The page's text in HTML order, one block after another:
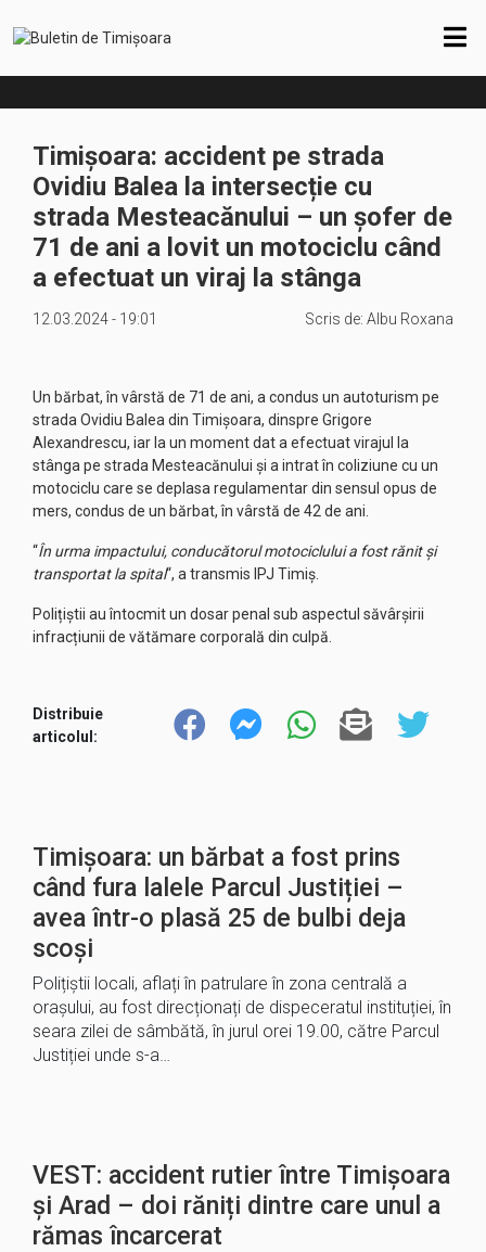
Timișoara: accident pe strada
Ovidiu Balea la intersecție cu
strada Mesteacănului – un șofer de
71 de ani a lovit un motociclu când
a efectuat un viraj la stânga
12.03.2024 - 19:01 Scris de: Albu Roxana
Un bărbat, în vârstă de 71 de ani, a condus un autoturism pe
strada Ovidiu Balea din Timișoara, dinspre Grigore
Alexandrescu, iar la un moment dat a efectuat virajul la
stânga pe strada Mesteacănului și a intrat în coliziune cu un
motociclu care se deplasa regulamentar din sensul opus de
mers, condus de un bărbat, în vârstă de 42 de ani.
“În urma impactului, conducătorul motociclului a fost rănit și
transportat la spital“, a transmis IPJ Timiș.
Polițiștii au întocmit un dosar penal sub aspectul săvârșirii
infracțiunii de vătămare corporală din culpă.
Distribuie
articolul:
Timișoara: un bărbat a fost prins
când fura lalele Parcul Justiției –
avea într-o plasă 25 de bulbi deja
scoși
Polițiștii locali, aflați în patrulare în zona centrală a
orașului, au fost direcționați de dispeceratul instituției, în
seara zilei de sâmbătă, în jurul orei 19.00, către Parcul
Justiției unde s-a…
VEST: accident rutier între Timișoara
și Arad – doi răniți dintre care unul a
rămas încarcerat